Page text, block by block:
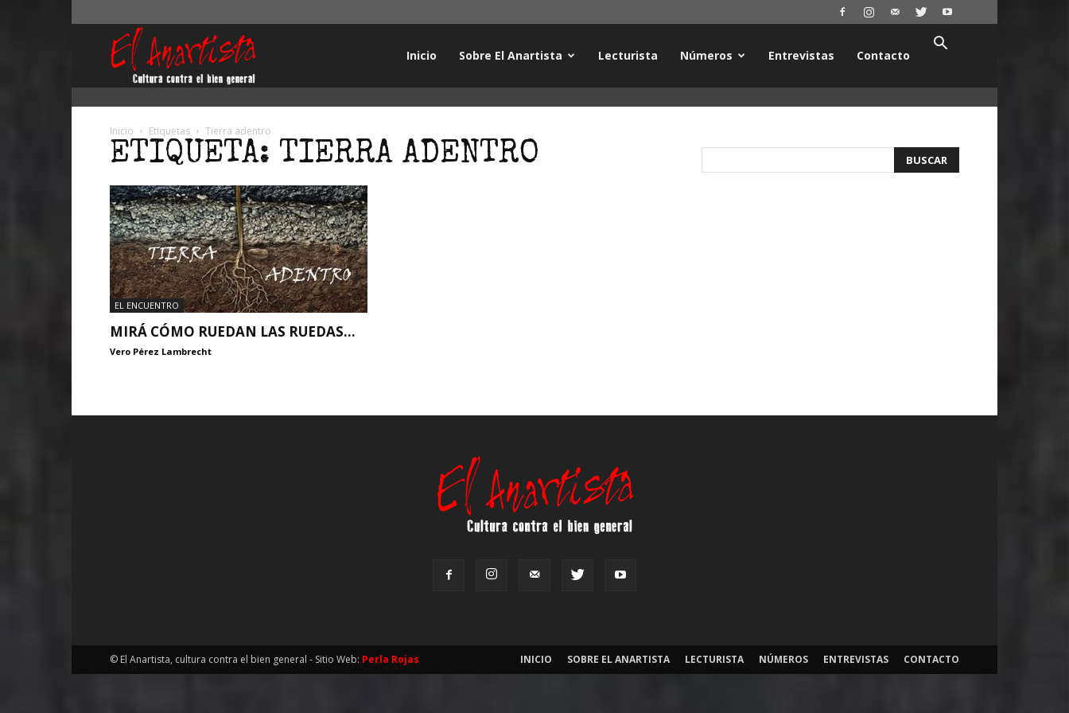
Inicio Sobre El Anartista Lecturista Números Entrevistas Contacto
Inicio Etiquetas Tierra adentro
ETIQUETA: TIERRA ADENTRO
EL ENCUENTRO
MIRÁ CÓMO RUEDAN LAS RUEDAS…
Vero Pérez Lambrecht
INICIO SOBRE EL ANARTISTA LECTURISTA NÚMEROS ENTREVISTAS CONTACTO
© El Anartista, cultura contra el bien general - Sitio Web: Perla Rojas